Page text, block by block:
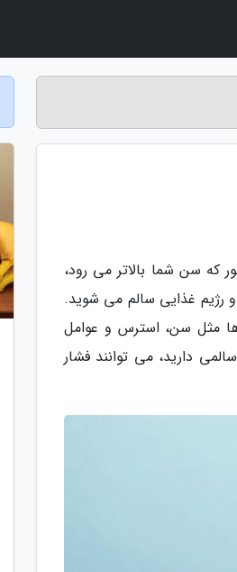
که سن شما بالاتر می رود،
رژیم غذایی سالم می شوید.
ها مثل سن، استرس و عوامل
دارید، می توانند فشار